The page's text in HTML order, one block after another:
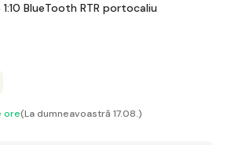
BlueTooth RTR portocaliu
ore(La dumneavoastră 17.08.)